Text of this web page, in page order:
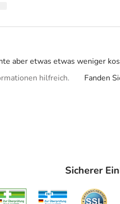
aber etwas etwas weniger
hilfreich. Fanden
Sicherer